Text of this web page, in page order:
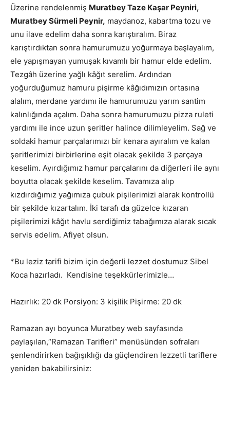
Üzerine rendelenmiş Muratbey Taze Kaşar Peyniri,
Muratbey Sürmeli Peynir, maydanoz, kabartma tozu ve
unu ilave edelim daha sonra karıştıralım. Biraz
karıştırdıktan sonra hamurumuzu yoğurmaya başlayalım,
ele yapışmayan yumuşak kıvamlı bir hamur elde edelim.
Tezgâh üzerine yağlı kâğıt serelim. Ardından
yoğurduğumuz hamuru pişirme kâğıdımızın ortasına
alalım, merdane yardımı ile hamurumuzu yarım santim
kalınlığında açalım. Daha sonra hamurumuzu pizza ruleti
yardımı ile ince uzun şeritler halince dilimleyelim. Sağ ve
soldaki hamur parçalarımızı bir kenara ayıralım ve kalan
şeritlerimizi birbirlerine eşit olacak şekilde 3 parçaya
keselim. Ayırdığımız hamur parçalarını da diğerleri ile aynı
boyutta olacak şekilde keselim. Tavamıza alıp
kızdırdığımız yağımıza çubuk pişilerimizi alarak kontrollü
bir şekilde kızartalım. İki tarafı da güzelce kızaran
pişilerimizi kâğıt havlu serdiğimiz tabağımıza alarak sıcak
servis edelim. Afiyet olsun.
*Bu leziz tarifi bizim için değerli lezzet dostumuz Sibel
Koca hazırladı. Kendisine teşekkürlerimizle…
Hazırlık: 20 dk Porsiyon: 3 kişilik Pişirme: 20 dk
Ramazan ayı boyunca Muratbey web sayfasında
paylaşılan,“Ramazan Tarifleri” menüsünden sofraları
şenlendirirken bağışıklığı da güçlendiren lezzetli tariflere
yeniden bakabilirsiniz: